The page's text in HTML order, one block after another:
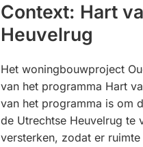
Context: Hart
Heuvelrug
Het woningbouwproject
van het programma Hart
van het programma is om
de Utrechtse Heuvelrug te
versterken, zodat er